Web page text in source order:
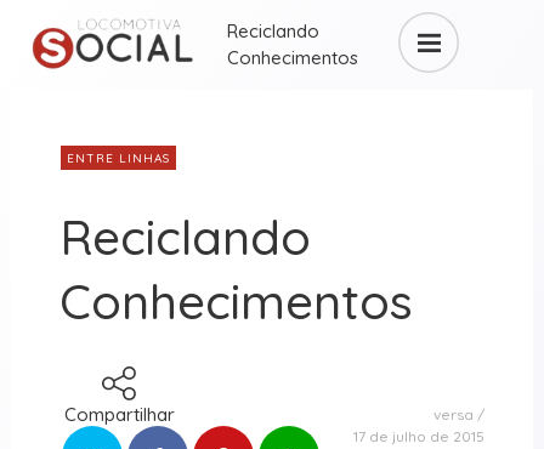
Reciclando
Conhecimentos
ENTRE LINHAS
Reciclando
Conhecimentos
Compartilhar
versa
17 de julho de 2015